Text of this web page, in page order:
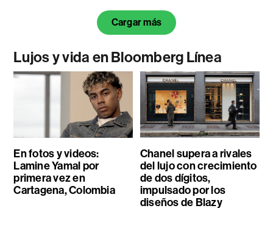
Cargar más
Lujos y vida en Bloomberg Línea
En fotos y videos:
Lamine Yamal por
primera vez en
Cartagena, Colombia
Chanel supera a rivales
del lujo con crecimiento
de dos dígitos,
impulsado por los
diseños de Blazy